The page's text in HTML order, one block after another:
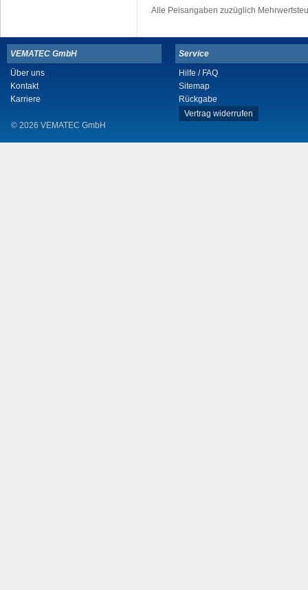
Alle Peisangaben zuzüglich
VEMATEC GmbH
Über uns
Kontakt
Karriere
© 2026 VEMATEC GmbH
Service
Hilfe / FAQ
Sitemap
Rückgabe
Vertrag widerrufen